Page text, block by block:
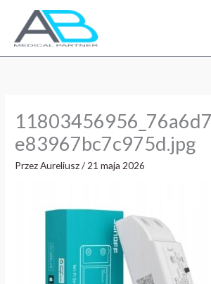
treści
e83967bc7c975d.jpg
PrzezAureliusz/ 21 maja 2026